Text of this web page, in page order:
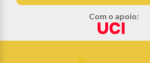
Com o apoio: